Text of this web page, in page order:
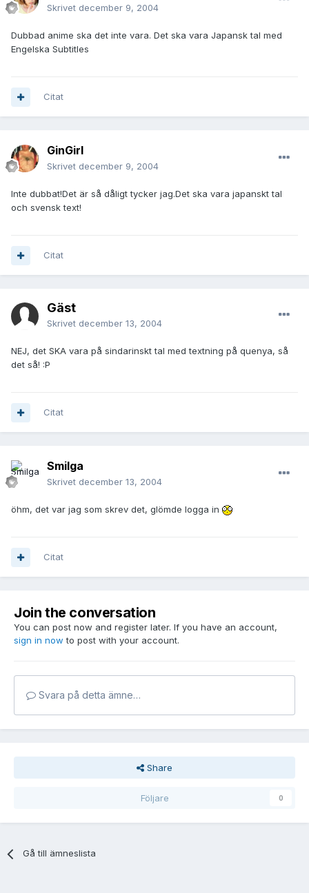
Skrivet december 9, 2004
Dubbad anime ska det inte vara. Det ska vara Japansk tal med
Engelska Subtitles
Citat
GinGirl
Skrivet december 9, 2004
Inte dubbat!Det är så dåligt tycker jag.Det ska vara japanskt tal
och svensk text!
Citat
Gäst
Skrivet december 13, 2004
NEJ, det SKA vara på sindarinskt tal med textning på quenya, så
det så! :P
Citat
Smilga
Skrivet december 13, 2004
öhm, det var jag som skrev det, glömde logga in
Citat
Join the conversation
You can post now and register later. If you have an account,
sign in now to post with your account.
Svara på detta ämne…
Share
Följare 0
Gå till ämneslista